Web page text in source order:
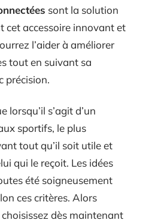
sont la solution
cet accessoire innovant et
l’aider à améliorer
tout en suivant sa
précision.
lorsqu’il s’agit d’un
sportifs, le plus
tout qu’il soit utile et
qui le reçoit. Les idées
été soigneusement
ces critères. Alors
choisissez dès maintenant